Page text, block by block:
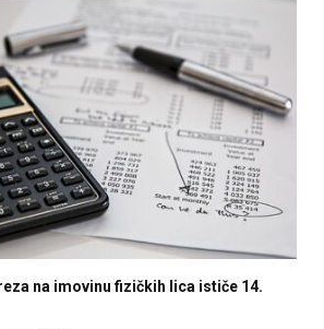
na imovinu fizičkih lica ističe 14.